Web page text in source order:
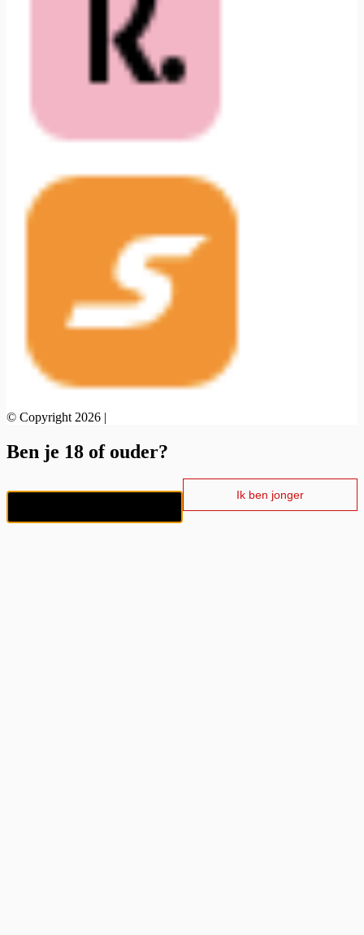
© Copyright 2026 |
Ben je 18 of ouder?
Ik ben jonger